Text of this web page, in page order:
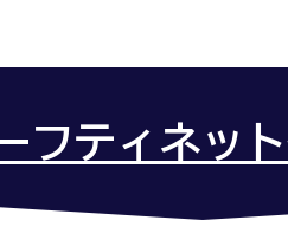
フティネッ